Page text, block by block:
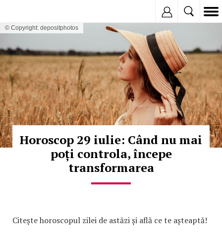
© Copyright: depositphotos
Horoscop 29 iulie: Când nu mai
poți controla, începe
transformarea
Citește horoscopul zilei de astăzi și află ce te așteaptă!